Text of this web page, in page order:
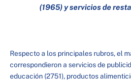
(1965) y servicios de
Respecto a los principales rubros, el
correspondieron a servicios de
educación (2751), productos